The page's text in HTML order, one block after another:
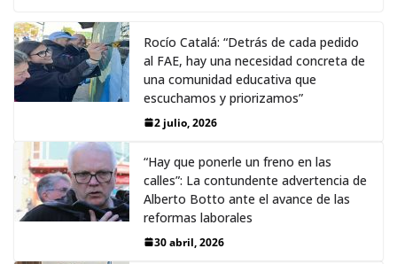
Rocío Catalá: “Detrás de cada pedido
al FAE, hay una necesidad concreta de
una comunidad educativa que
escuchamos y priorizamos”
2 julio, 2026
“Hay que ponerle un freno en las
calles”: La contundente advertencia de
Alberto Botto ante el avance de las
reformas laborales
30 abril, 2026